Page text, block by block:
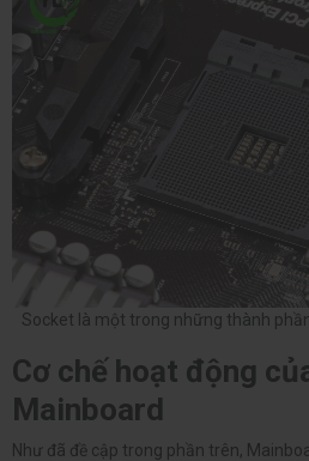
Socket là một trong những thành
Cơ chế hoạt động
Mainboard
Như đã đề cập trong phần trên,